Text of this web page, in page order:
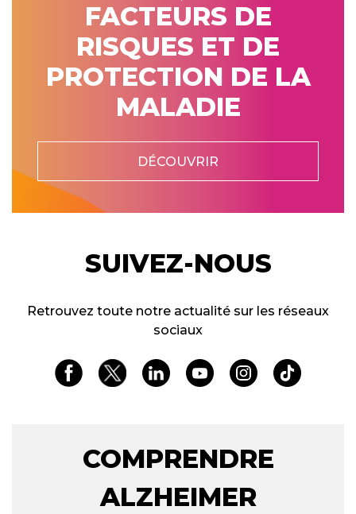
FACTEURS DE
RISQUES ET DE
PROTECTION DE LA
MALADIE
DÉCOUVRIR
SUIVEZ-NOUS
Retrouvez toute notre actualité sur les réseaux
sociaux
COMPRENDRE
ALZHEIMER